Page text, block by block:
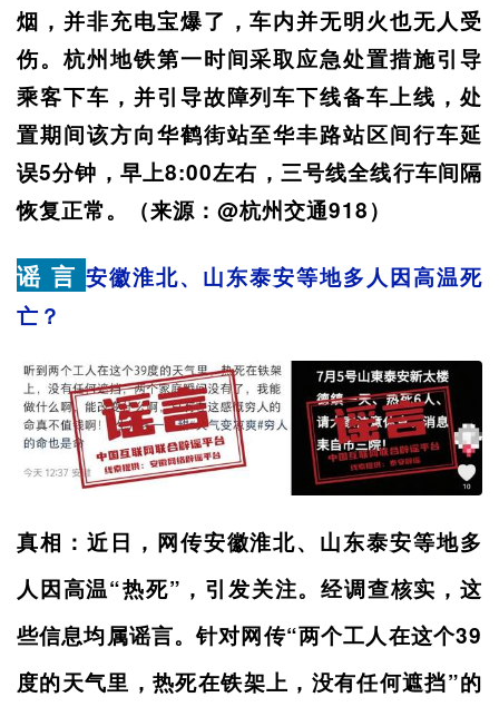
烟，并非充电宝爆了，车内并无明火也无人受
伤。杭州地铁第一时间采取应急处置措施引导
乘客下车，并引导故障列车下线备车上线，处
置期间该方向华鹤街站至华丰路站区间行车延
误5分钟，早上8:00左右，三号线全线行车间隔
恢复正常。（来源：@杭州交通918）
谣 言 安徽淮北、山东泰安等地多人因高温死
亡？
真相：近日，网传安徽淮北、山东泰安等地多
人因高温“热死”，引发关注。经调查核实，这
些信息均属谣言。针对网传“两个工人在这个39
度的天气里，热死在铁架上，没有任何遮挡”的